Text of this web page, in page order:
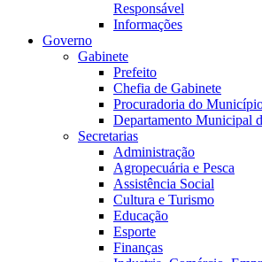
Responsável
Informações
Governo
Gabinete
Prefeito
Chefia de Gabinete
Procuradoria do
Departamento Municipal
Secretarias
Administração
Agropecuária e Pesca
Assistência Social
Cultura e Turismo
Educação
Esporte
Finanças